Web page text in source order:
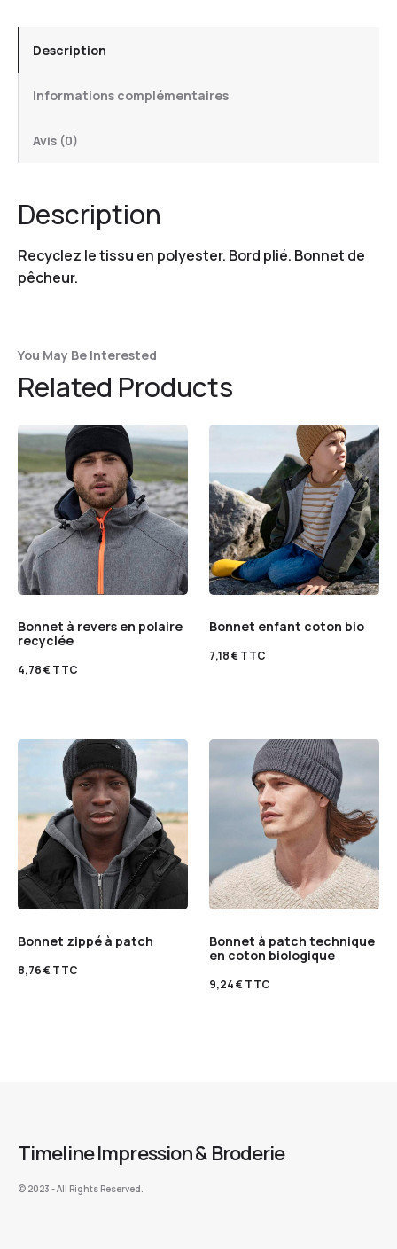
Description
Informations complémentaires
Avis (0)
Description
Recyclez le tissu en polyester. Bord plié. Bonnet de
pêcheur.
You May Be Interested
Related Products
Bonnet à revers en polaire
recyclée
4,78€TTC
Bonnet enfant coton bio
7,18€TTC
Bonnet zippé à patch
8,76€TTC
Bonnet à patch technique
en coton biologique
9,24€TTC
Timeline Impression & Broderie
©️ 2023 - All Rights Reserved.